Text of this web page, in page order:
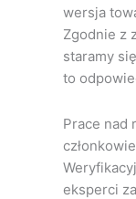
wersja
Zgodnie z
staramy
to
Prace nad
eksperci